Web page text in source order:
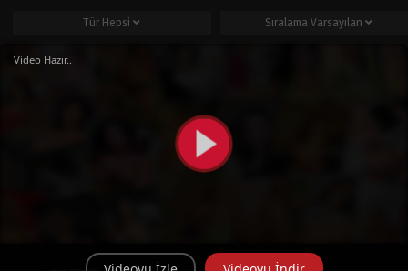
Tür Hepsi SıralamaVarsayılan
Aylık
Video Hazır..